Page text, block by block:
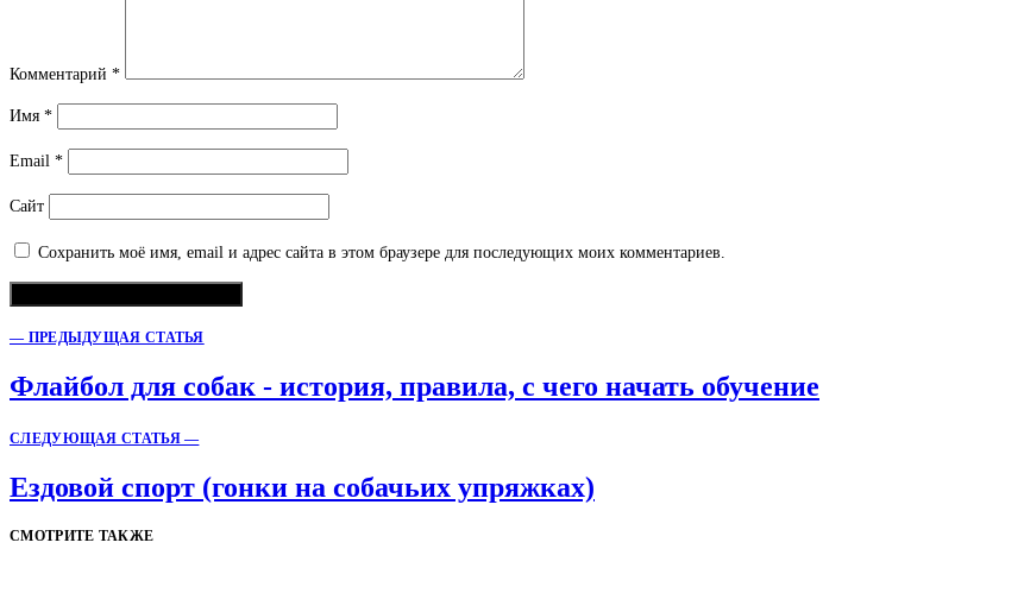
Комментарий *
Имя *
Email *
Сайт
Сохранить моё имя, email и адрес сайта в этом браузере для последующих моих комментариев.
— ПРЕДЫДУЩАЯ СТАТЬЯ
Флайбол для собак - история, правила, с чего начать обучение
СЛЕДУЮЩАЯ СТАТЬЯ —
Ездовой спорт (гонки на собачьих упряжках)
СМОТРИТЕ ТАКЖЕ